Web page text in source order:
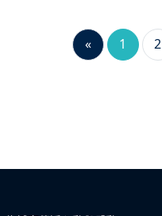
«
1 2